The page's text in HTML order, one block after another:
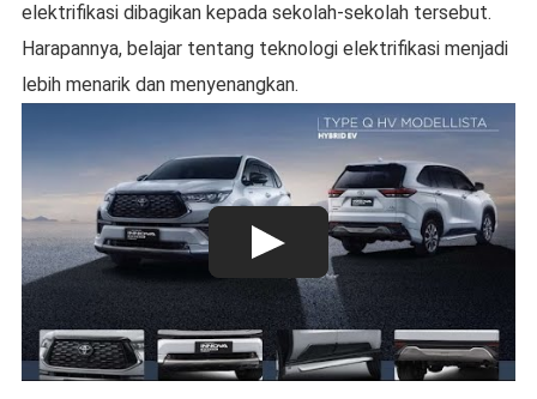
elektrifikasi dibagikan kepada sekolah-sekolah tersebut.
Harapannya, belajar tentang teknologi elektrifikasi menjadi
lebih menarik dan menyenangkan.